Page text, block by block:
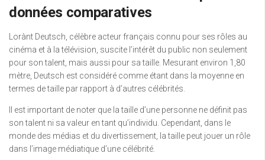
données comparatives
Lorànt Deutsch, célèbre acteur français connu pour ses rôles au
cinéma et à la télévision, suscite l’intérêt du public non seulement
pour son talent, mais aussi pour sa taille. Mesurant environ 1,80
mètre, Deutsch est considéré comme étant dans la moyenne en
termes de taille par rapport à d’autres célébrités.
Il est important de noter que la taille d’une personne ne définit pas
son talent ni sa valeur en tant qu’individu. Cependant, dans le
monde des médias et du divertissement, la taille peut jouer un rôle
dans l’image médiatique d’une célébrité.